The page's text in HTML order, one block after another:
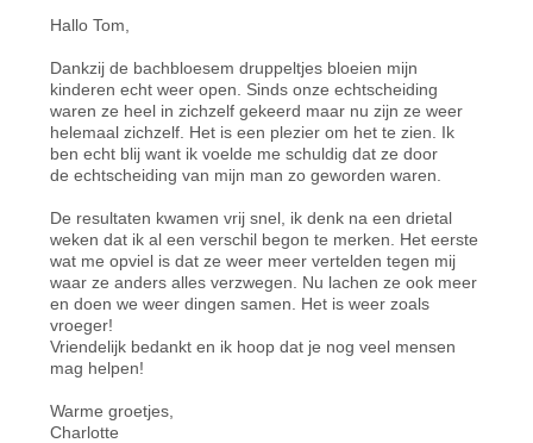
Hallo Tom,
Dankzij de bachbloesem druppeltjes bloeien mijn
kinderen echt weer open. Sinds onze echtscheiding
waren ze heel in zichzelf gekeerd maar nu zijn ze weer
helemaal zichzelf. Het is een plezier om het te zien. Ik
ben echt blij want ik voelde me schuldig dat ze door
de echtscheiding van mijn man zo geworden waren.
De resultaten kwamen vrij snel, ik denk na een drietal
weken dat ik al een verschil begon te merken. Het eerste
wat me opviel is dat ze weer meer vertelden tegen mij
waar ze anders alles verzwegen. Nu lachen ze ook meer
en doen we weer dingen samen. Het is weer zoals
vroeger!
Vriendelijk bedankt en ik hoop dat je nog veel mensen
mag helpen!
Warme groetjes,
Charlotte